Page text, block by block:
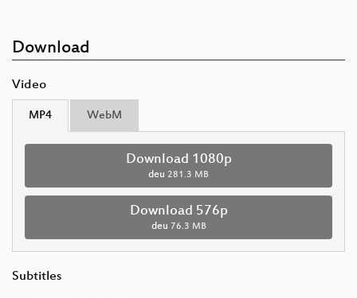
Download
Video
MP4 WebM
Download 1080p
deu 281.3 MB
Download 576p
deu 76.3 MB
Subtitles